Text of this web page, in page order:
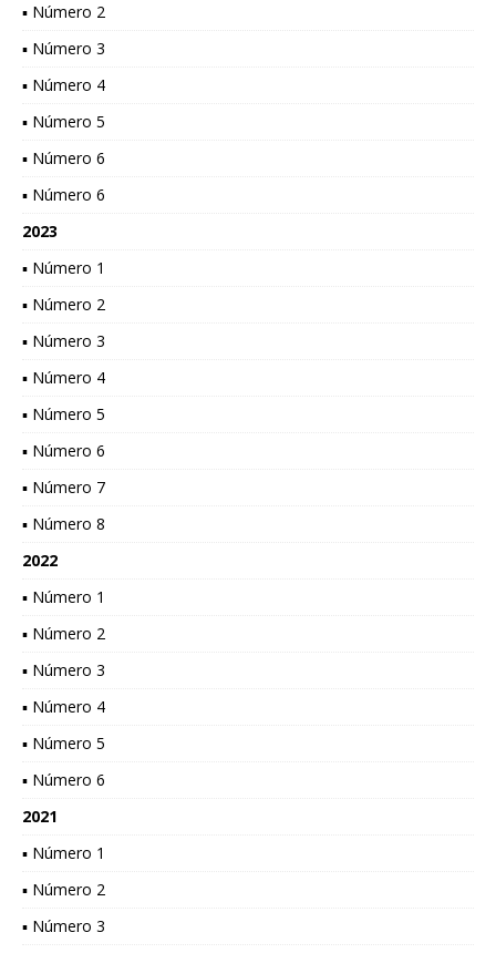
▪ Número 2
▪ Número 3
▪ Número 4
▪ Número 5
▪ Número 6
▪ Número 6
2023
▪ Número 1
▪ Número 2
▪ Número 3
▪ Número 4
▪ Número 5
▪ Número 6
▪ Número 7
▪ Número 8
2022
▪ Número 1
▪ Número 2
▪ Número 3
▪ Número 4
▪ Número 5
▪ Número 6
2021
▪ Número 1
▪ Número 2
▪ Número 3